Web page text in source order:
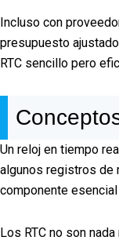
Incluso con
presupuesto
RTC sencillo pero
Un reloj en tiempo
algunos registros de
componente
Los RTC no son